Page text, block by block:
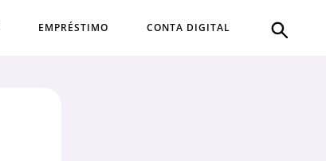
EMPRÉSTIMO CONTA DIGITAL